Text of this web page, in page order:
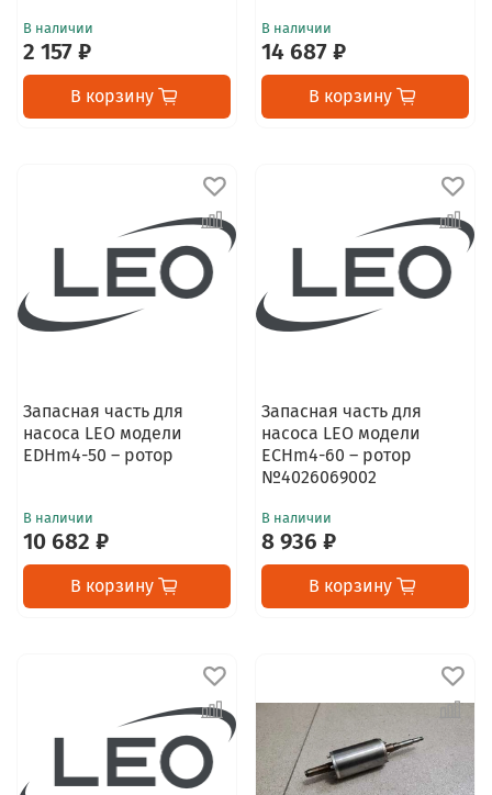
В наличии
2 157 ₽
В корзину
В наличии
14 687 ₽
В корзину
Запасная часть для
насоса LEO модели
EDHm4-50 – ротор
В наличии
10 682 ₽
В корзину
Запасная часть для
насоса LEO модели
ECHm4-60 – ротор
№4026069002
В наличии
8 936 ₽
В корзину